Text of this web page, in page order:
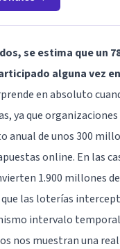
se estima que un
alguna vez
en absoluto
ya que
anual de unos 300
online. En las
1.900 millones
las loterías
intervalo
nos muestran una